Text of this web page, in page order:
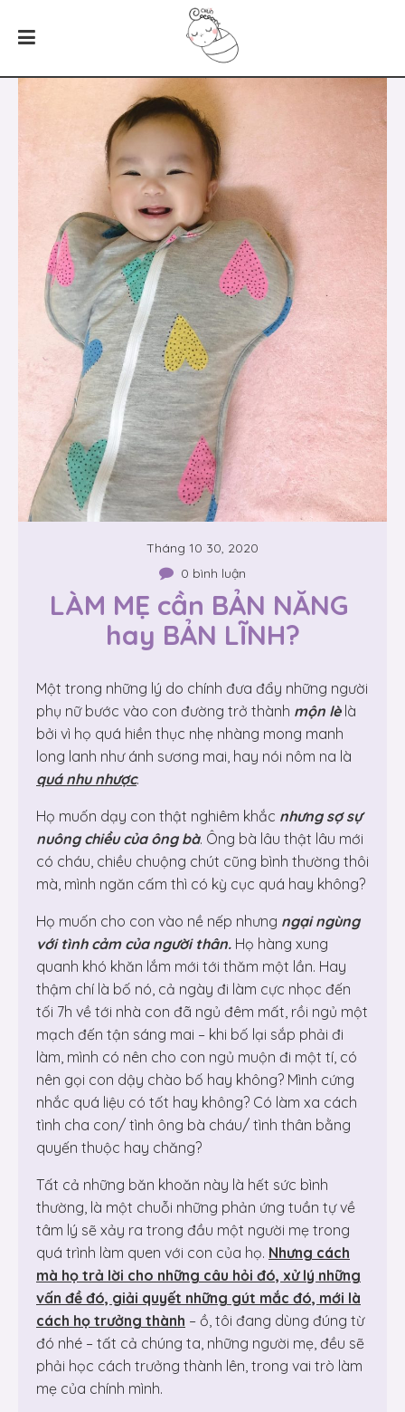
Tháng 10 30, 2020
0 bình luận
LÀM MẸ cần BẢN NĂNG
hay BẢN LĨNH?
Một trong những lý do chính đưa đẩy những người
phụ nữ bước vào con đường trở thành mộn lèlà
bởi vì họ quá hiền thục nhẹ nhàng mong manh
long lanh như ánh sương mai, hay nói nôm na là
quá nhu nhược.
Họ muốn dạy con thật nghiêm khắc nhưng sợ sự
nuông chiều của ông bà. Ông bà lâu thật lâu mới
có cháu, chiều chuộng chút cũng bình thường thôi
mà, mình ngăn cấm thì có kỳ cục quá hay không?
Họ muốn cho con vào nề nếp nhưng ngại ngùng
với tình cảm của người thân. Họ hàng xung
quanh khó khăn lắm mới tới thăm một lần. Hay
thậm chí là bố nó, cả ngày đi làm cực nhọc đến
tối 7h về tới nhà con đã ngủ đêm mất, rồi ngủ một
mạch đến tận sáng mai – khi bố lại sắp phải đi
làm, mình có nên cho con ngủ muộn đi một tí, có
nên gọi con dậy chào bố hay không? Mình cứng
nhắc quá liệu có tốt hay không? Có làm xa cách
tình cha con/ tình ông bà cháu/ tình thân bằng
quyến thuộc hay chăng?
Tất cả những băn khoăn này là hết sức bình
thường, là một chuỗi những phản ứng tuần tự về
tâm lý sẽ xảy ra trong đầu một người mẹ trong
quá trình làm quen với con của họ. Nhưng cách
mà họ trả lời cho những câu hỏi đó, xử lý những
vấn đề đó, giải quyết những gút mắc đó, mới là
cách họ trưởng thành – ồ, tôi đang dùng đúng từ
đó nhé – tất cả chúng ta, những người mẹ, đều sẽ
phải học cách trưởng thành lên, trong vai trò làm
mẹ của chính mình.